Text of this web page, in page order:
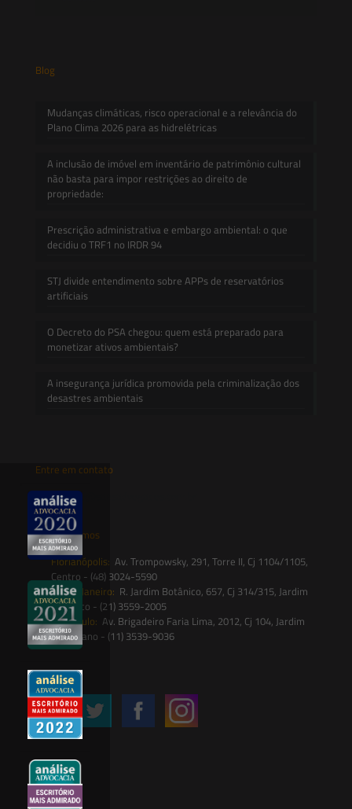
Blog
Mudanças climáticas, risco operacional e a relevância do
Plano Clima 2026 para as hidrelétricas
A inclusão de imóvel em inventário de patrimônio cultural
não basta para impor restrições ao direito de
propriedade:
Prescrição administrativa e embargo ambiental: o que
decidiu o TRF1 no IRDR 94
STJ divide entendimento sobre APPs de reservatórios
artificiais
O Decreto do PSA chegou: quem está preparado para
monetizar ativos ambientais?
A insegurança jurídica promovida pela criminalização dos
desastres ambientais
Entre em contato
contato@saesadvogados.com.br
Onde estamos
Florianópolis: Av. Trompowsky, 291, Torre II, Cj 1104/1105,
Centro - (48) 3024-5590
Rio de Janeiro: R. Jardim Botânico, 657, Cj 314/315, Jardim
Botânico - (21) 3559-2005
São Paulo: Av. Brigadeiro Faria Lima, 2012, Cj 104, Jardim
Paulistano - (11) 3539-9036
Siga-nos